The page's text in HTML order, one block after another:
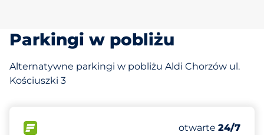
Parkingi w pobliżu
Alternatywne parkingi w pobliżu Aldi Chorzów ul.
Kościuszki 3
Liczba miejsc
Całkowita
Sobota
otwarte 24/7
158 m